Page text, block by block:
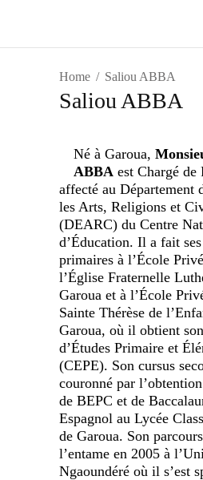
Home Saliou ABBA
Saliou ABBA
Né à Garoua,
ABBA est Chargé de
affecté au Département
les Arts, Religions et
(DEARC) du Centre
d’Éducation. Il a fait
primaires à l’École
l’Église Fraternelle
Garoua et à l’École
Sainte Thérèse de
Garoua, où il obtient
d’Études Primaire et
(CEPE). Son cursus
couronné par
de BEPC et de
Espagnol au Lycée
de Garoua. Son
l’entame en 2005 à
Ngaoundéré où il s’est